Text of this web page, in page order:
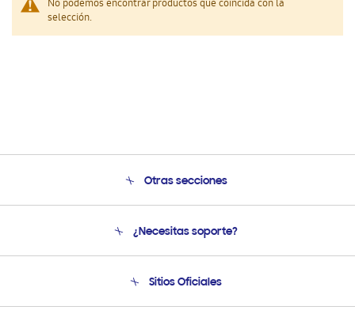
No podemos encontrar productos que coincida con la
selección.
Otras secciones
Soporte
Condiciones de Compra
¿Necesitas soporte?
Soporte vía eMail
Sitios Oficiales